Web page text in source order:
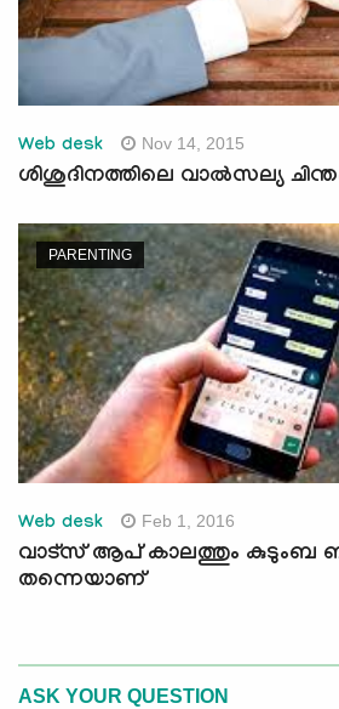
Web desk Nov 14, 2015
ശിശുദിനത്തിലെ വാല്‍സല്യ
PARENTING
Web desk Feb 1, 2016
വാട്‌സ് ആപ് കാലത്തും കുടുംബ
തന്നെയാണ്‌
ASK YOUR QUESTION